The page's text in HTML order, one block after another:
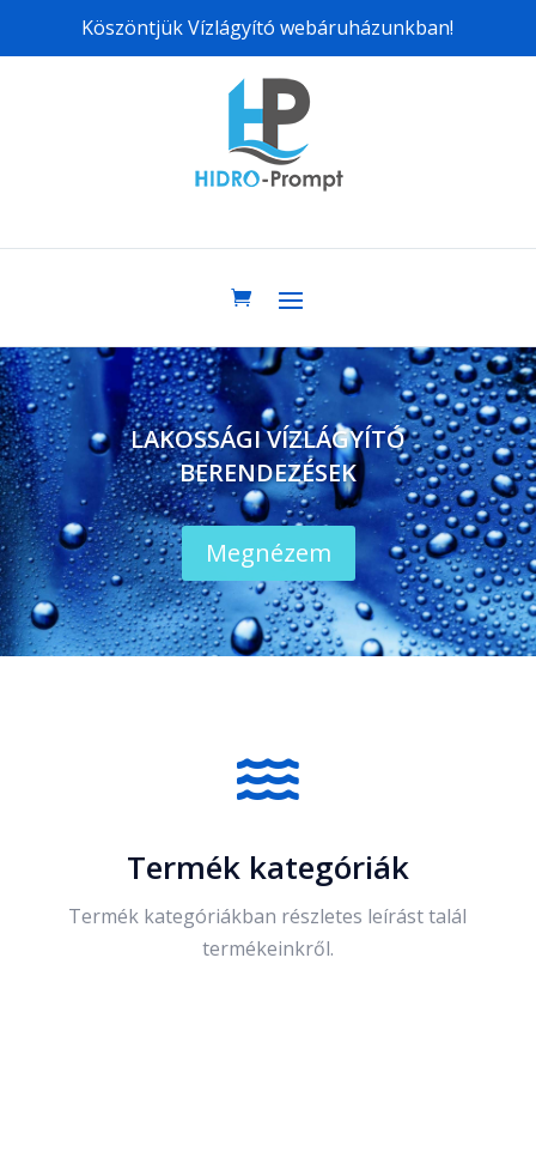
Köszöntjük Vízlágyító webáruházunkban!
LAKOSSÁGI VÍZLÁGYÍTÓ
BERENDEZÉSEK
Megnézem

Termék kategóriák
Termék kategóriákban részletes leírást talál
termékeinkről.